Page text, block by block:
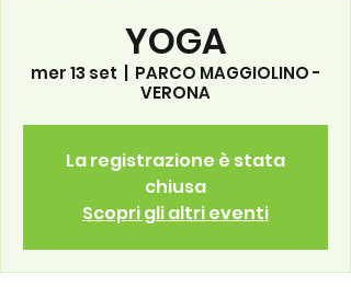
YOGA
mer 13 set
PARCO MAGGIOLINO -
VERONA
La registrazione è stata
chiusa
Scopri gli altri eventi